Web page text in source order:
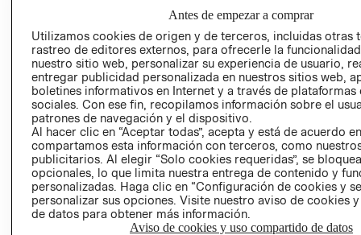
POLÍTICA
EMPRESARIAL
CONDICIONES
AVISO DE
PRIVACIDAD
GIFT CARD
AVISO DE
Antes de empezar a comprar
Utilizamos cookies de origen y de terceros, incluidas otras
rastreo de editores externos, para ofrecerle la
nuestro sitio web, personalizar su experiencia de usuario,
entregar publicidad personalizada en nuestros sitios web,
boletines informativos en Internet y a través de plataformas
sociales. Con ese fin, recopilamos información sobre el
patrones de navegación y el dispositivo.
Al hacer clic en “Aceptar todas”, acepta y está de acuerdo
compartamos esta información con terceros, como
publicitarios. Al elegir “Solo cookies requeridas”, se
opcionales, lo que limita nuestra entrega de contenido y
personalizadas. Haga clic en “Configuración de cookies y
personalizar sus opciones. Visite nuestro aviso de cookies
de datos para obtener más información.
Aviso de cookies y uso compartido de datos